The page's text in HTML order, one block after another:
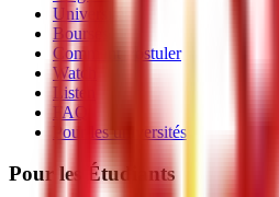
Universités
Bourses
Comment Postuler
Watch
Listen
FAQ
Pour les universités
Pour les Étudiants